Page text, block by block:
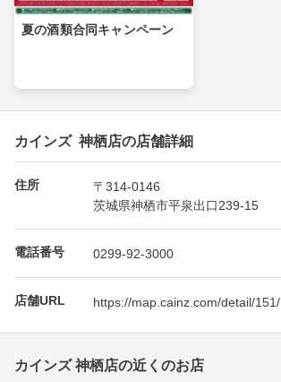
夏の酒類合同キャンペーン
カインズ 神栖店の店舗詳細
住所
〒314-0146
茨城県神栖市平泉出口239-15
電話番号 0299-92-3000
店舗URL https://map.cainz.com/detail/151/
カインズ 神栖店の近くのお店